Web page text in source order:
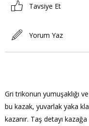
Tavsiye Et
Yorum Yaz
Gri trikonun yumuşaklığı
bu kazak, yuvarlak yaka
kazanır. Taş detayı